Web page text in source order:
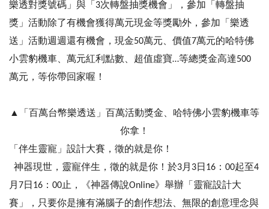
樂透對獎號碼」與「3次轉盤抽獎機會」，參加「轉盤抽
獎」活動除了有機會獲得萬元現金等獎勵外，參加「樂透
送」活動週週還有機會，現金50萬元、價值7萬元的哈特佛
小雲豹機車、萬元紅利點數、超值虛寶…等總獎金高達500
萬元，等你帶回家喔！
▲「百萬台幣樂透送」百萬活動獎金、哈特佛小雲豹機車等
你拿！
「伴生靈寵」設計大賽，徵的就是你！
神器現世，靈寵伴生，徵的就是你！於3月3日16：00起至4
月7日16：00止，《神器傳說Online》舉辦「靈寵設計大
賽」，只要你是擁有滿腦子的創作想法、無限的創意理念與